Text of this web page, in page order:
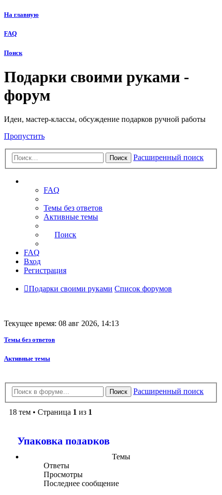
На главную
FAQ
Поиск
Подарки своими руками -
форум
Идеи, мастер-классы, обсуждение подарков ручной работы
Пропустить
Поиск Расширенный поиск
FAQ
Темы без ответов
Активные темы
Поиск
FAQ
Вход
Регистрация
Подарки своими руками Список форумов
Текущее время: 08 авг 2026, 14:13
Темы без ответов
Активные темы
Поиск Расширенный поиск
18 тем • Страница 1 из 1
Упаковка подарков
Темы
Ответы
Просмотры
Последнее сообщение